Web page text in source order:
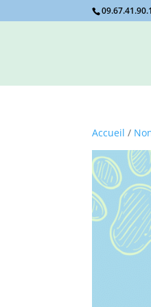
Accueil /